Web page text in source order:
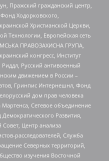
Пражский гражданский центр,
Ходорковского,
Христианской Церкви,
Технологии, Европейская сеть
ПРАВОЗАХИСНА ГРУПА,
конгресс, Институт
Русский антивоенный
движением в России –
Гринпис Интернешнл, Фонд
дом прав человека
Сетевое объединение
Развития,
Центр анализа
расследователей, Служба
Северных территорий,
изучения Восточной